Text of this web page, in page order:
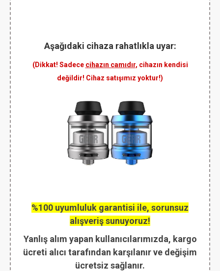
Aşağıdaki cihaza rahatlıkla uyar:
(Dikkat! Sadece cihazın camıdır, cihazın kendisi
değildir! Cihaz satışımız yoktur!)
%100 uyumluluk garantisi ile, sorunsuz
alışveriş sunuyoruz!
Yanlış alım yapan kullanıcılarımızda, kargo
ücreti alıcı tarafından karşılanır ve değişim
ücretsiz sağlanır.